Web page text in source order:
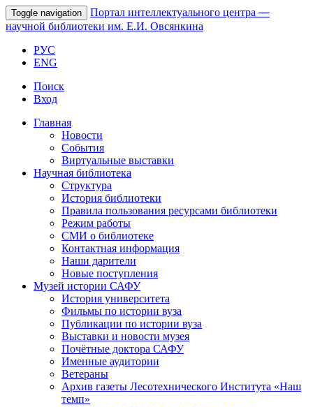
Toggle navigation Портал интеллектуального центра —
научной библиотеки им. Е.И. Овсянкина
РУС
ENG
Поиск
Вход
Главная
Новости
События
Виртуальные выставки
Научная библиотека
Структура
История библиотеки
Правила пользования ресурсами библиотеки
Режим работы
СМИ о библиотеке
Контактная информация
Наши дарители
Новые поступления
Музей истории САФУ
История университета
Фильмы по истории вуза
Публикации по истории вуза
Выставки и новости музея
Почётные доктора САФУ
Именные аудитории
Ветераны
Архив газеты Лесотехнического Института «Наш
темп»